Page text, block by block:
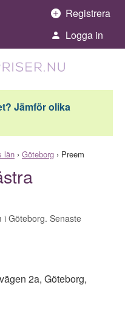
Registrera
Logga in
Jämför olika
län › Göteborg › Preem
i Göteborg. Senaste
2a, Göteborg,